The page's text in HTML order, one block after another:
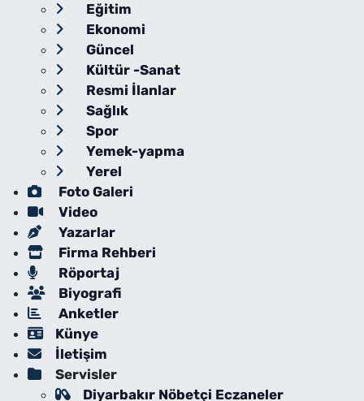
Eğitim
Ekonomi
Güncel
Kültür -Sanat
Resmi İlanlar
Sağlık
Spor
Yemek-yapma
Yerel
Foto Galeri
Video
Yazarlar
Firma Rehberi
Röportaj
Biyografi
Anketler
Künye
İletişim
Servisler
Diyarbakır Nöbetçi Eczaneler